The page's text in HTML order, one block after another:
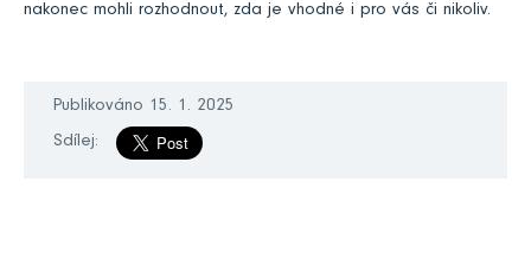
nakonec mohli rozhodnout, zda je vhodné i pro vás či nikoliv.
Publikováno 15. 1. 2025
Sdílej: